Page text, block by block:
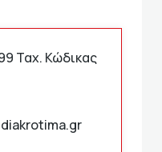
Ταχ. Κώδικας